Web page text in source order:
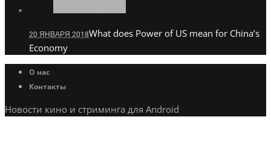
20 ЯНВАРЯ 2018What does Power of US mean for China’s
Economy
О нас
Контакты
Новости кино и стриминга для Android